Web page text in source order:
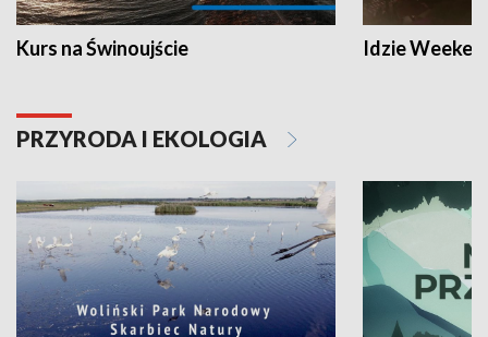
Kurs na Świnoujście Idzie
PRZYRODA I EKOLOGIA